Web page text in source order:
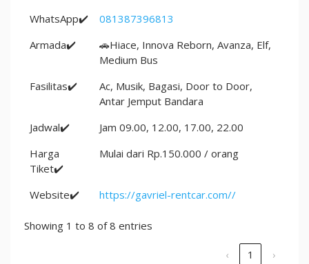
WhatsApp✔️
081387396813
Armada✔️
🚗Hiace, Innova Reborn, Avanza, Elf,
Medium Bus
Fasilitas✔️
Ac, Musik, Bagasi, Door to Door,
Antar Jemput Bandara
Jadwal✔️
Jam 09.00, 12.00, 17.00, 22.00
Harga
Tiket✔️
Mulai dari Rp.150.000 / orang
Website✔️ https://gavriel-rentcar.com//
Showing 1 to 8 of 8 entries
‹ 1 ›